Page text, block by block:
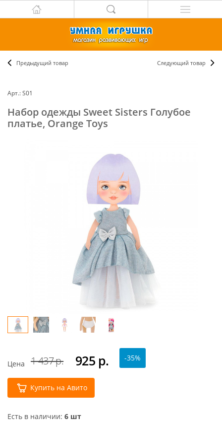
Предыдущий товар Следующий товар
Арт.: S01
Набор одежды Sweet Sisters Голубое
платье, Orange Toys
Цена 1 437 р. 925 р. -35%
Купить на Авито
Есть в наличии: 6 шт